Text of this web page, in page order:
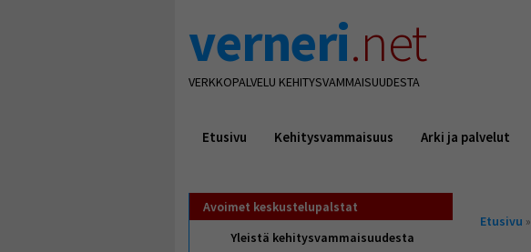
verneri.net
VERKKOPALVELU KEHITYSVAMMAISUUDESTA
Etusivu Kehitysvammaisuus Arki ja palvelut
Avoimet keskustelupalstat
Yleistä kehitysvammaisuudesta
Olet
Etusivu »